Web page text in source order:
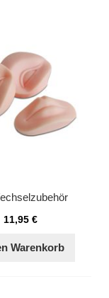
11,95 €
Warenkorb